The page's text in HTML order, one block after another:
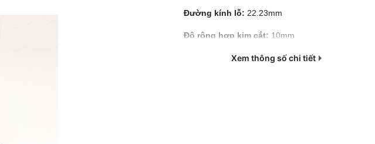
Đường kính lỗ: 22.23mm
Độ rộng hợp kim cắt: 10mm
Xem thông số chi tiết